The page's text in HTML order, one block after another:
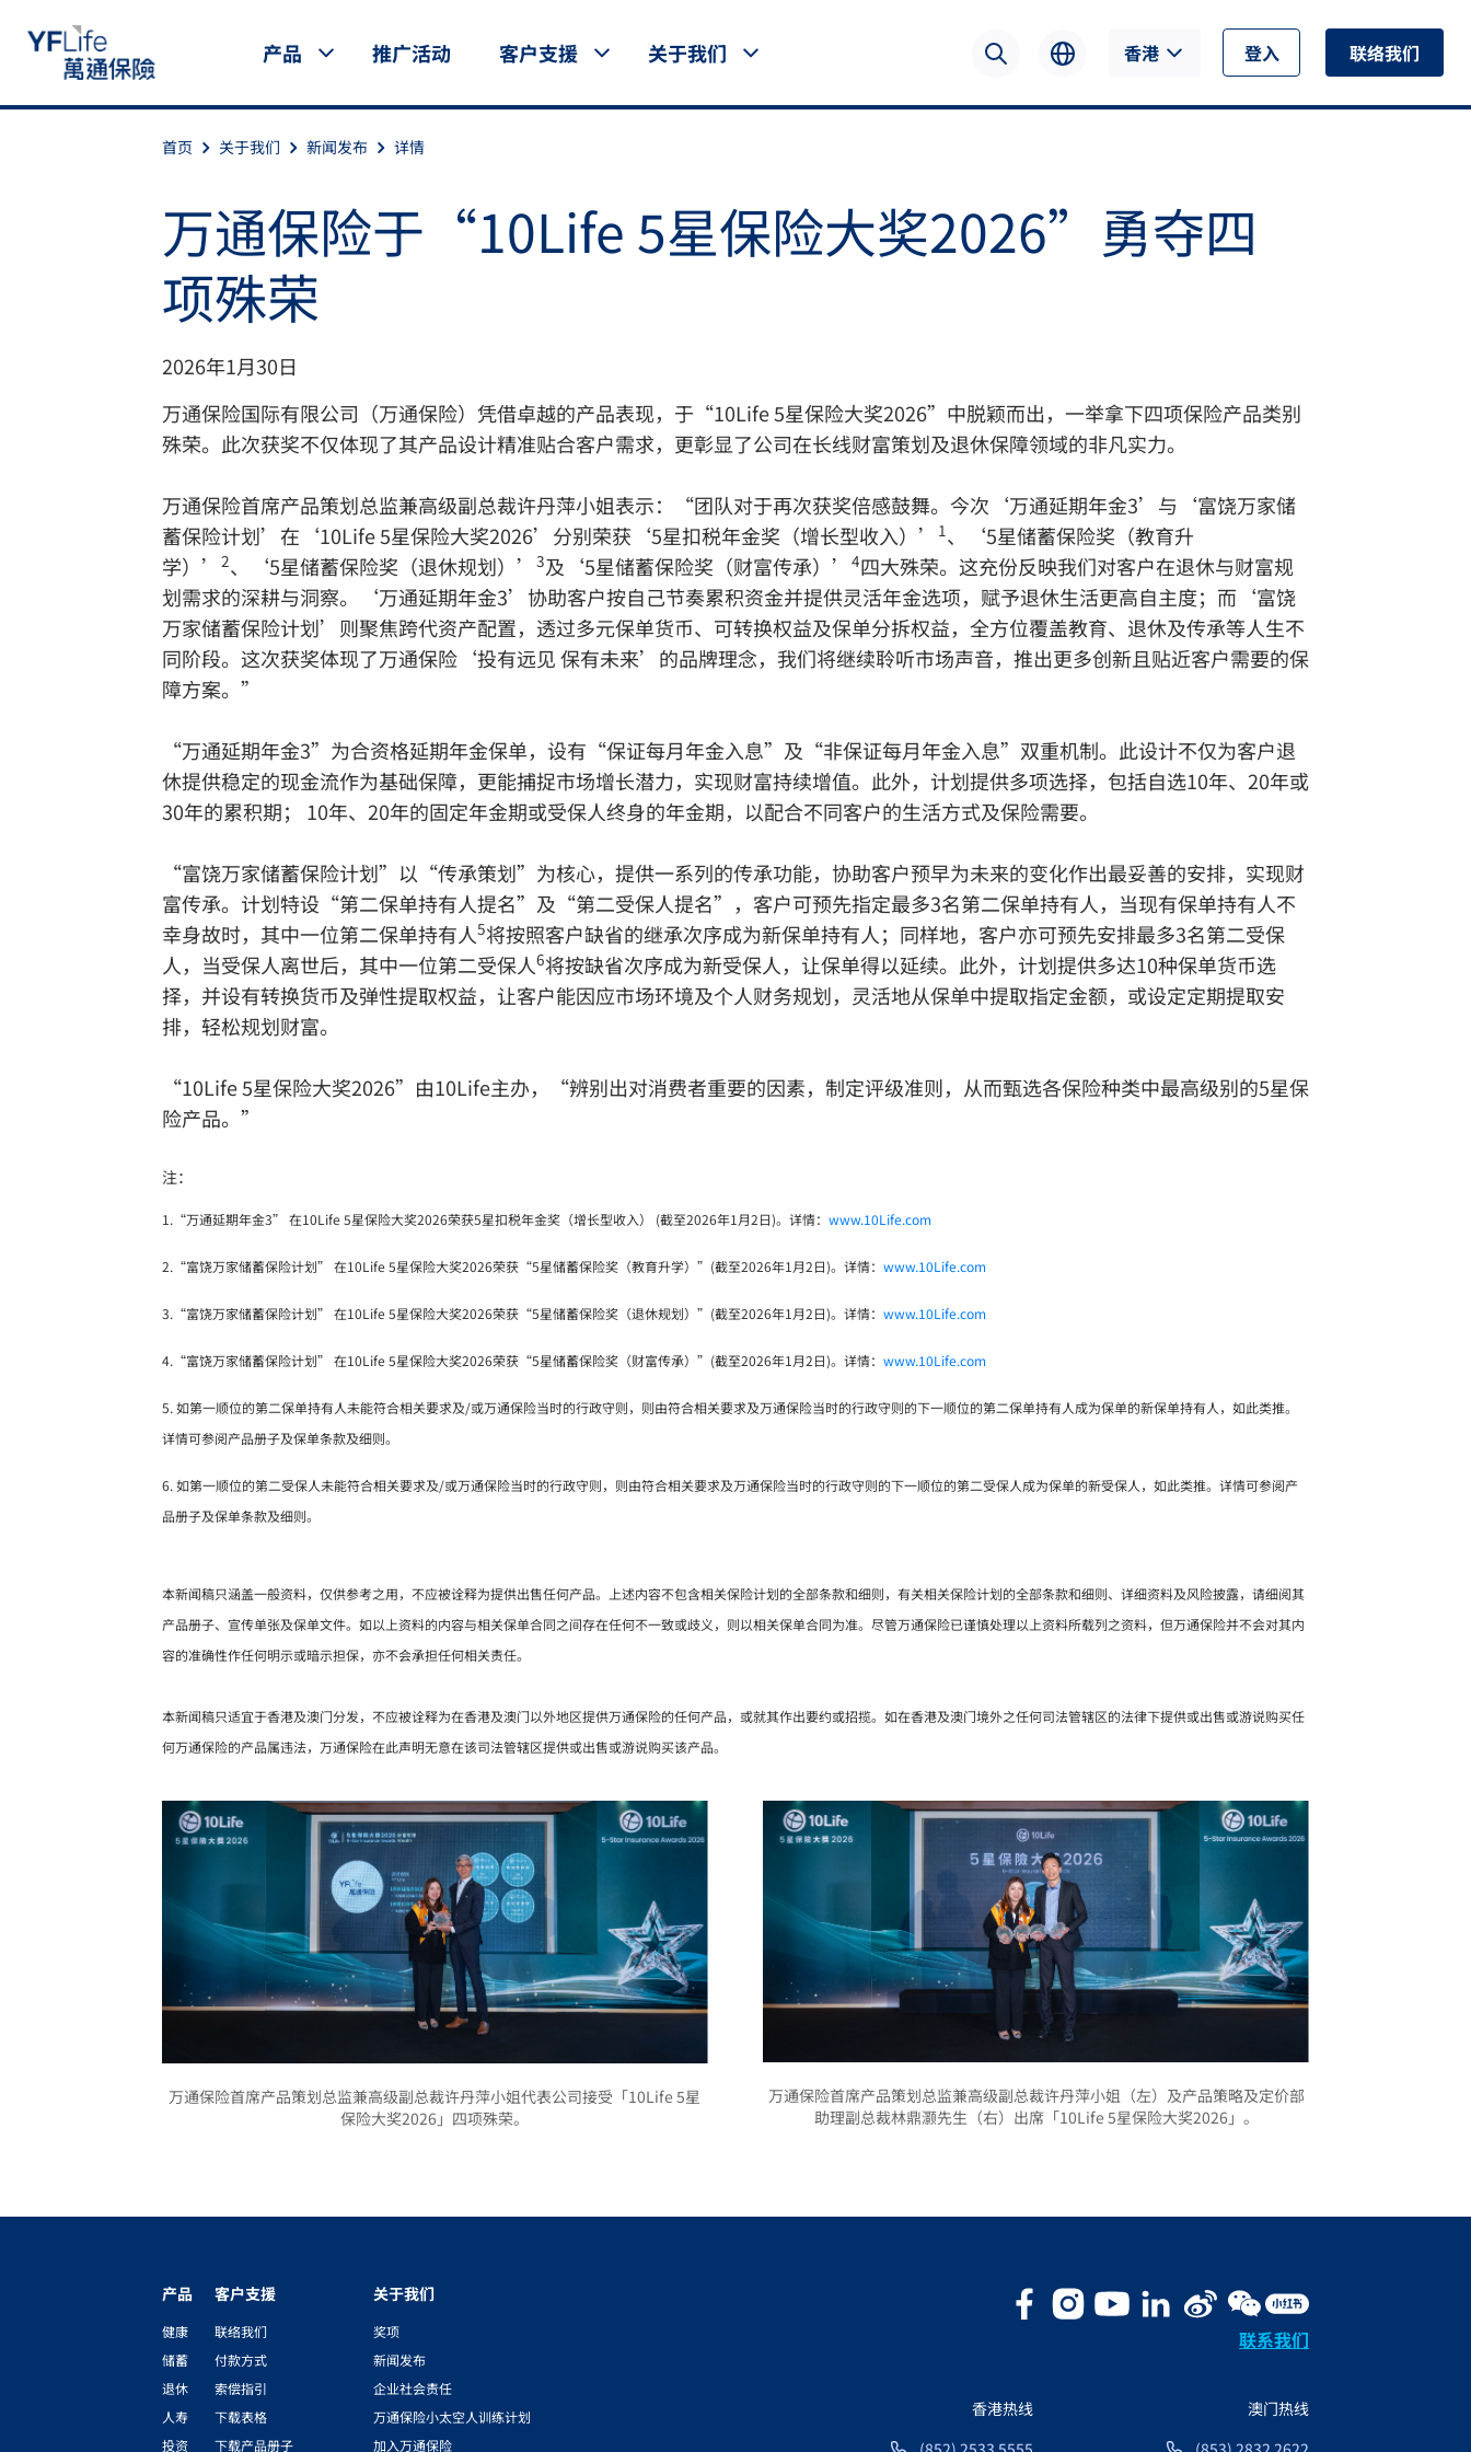
产品 推广活动 客户支援 关于我们 香港 登入 联络我们
首页 关于我们 新闻发布 详情
万通保险于“10Life 5星保险大奖2026”勇夺四
项殊荣
2026年1月30日
万通保险国际有限公司（万通保险）凭借卓越的产品表现，于“10Life 5星保险大奖2026”中脱颖而出，一举拿下四项保险产品类别
殊荣。此次获奖不仅体现了其产品设计精准贴合客户需求，更彰显了公司在长线财富策划及退休保障领域的非凡实力。
万通保险首席产品策划总监兼高级副总裁许丹萍小姐表示：“团队对于再次获奖倍感鼓舞。今次‘万通延期年金3’与‘富饶万家储
蓄保险计划’在‘10Life 5星保险大奖2026’分别荣获‘5星扣税年金奖（增长型收入）’
1、‘5星储蓄保险奖（教育升
学）’
2、‘5星储蓄保险奖（退休规划）’ 3及‘5星储蓄保险奖（财富传承）’ 4四大殊荣。这充份反映我们对客户在退休与财富规
划需求的深耕与洞察。‘万通延期年金3’协助客户按自己节奏累积资金并提供灵活年金选项，赋予退休生活更高自主度；而‘富饶
万家储蓄保险计划’则聚焦跨代资产配置，透过多元保单货币、可转换权益及保单分拆权益，全方位覆盖教育、退休及传承等人生不
同阶段。这次获奖体现了万通保险‘投有远见 保有未来’的品牌理念，我们将继续聆听市场声音，推出更多创新且贴近客户需要的保
障方案。”
“万通延期年金3”为合资格延期年金保单，设有“保证每月年金入息”及“非保证每月年金入息”双重机制。此设计不仅为客户退
休提供稳定的现金流作为基础保障，更能捕捉市场增长潜力，实现财富持续增值。此外，计划提供多项选择，包括自选10年、20年或
30年的累积期； 10年、20年的固定年金期或受保人终身的年金期，以配合不同客户的生活方式及保险需要。
“富饶万家储蓄保险计划”以“传承策划”为核心，提供一系列的传承功能，协助客户预早为未来的变化作出最妥善的安排，实现财
富传承。计划特设“第二保单持有人提名”及“第二受保人提名”，客户可预先指定最多3名第二保单持有人，当现有保单持有人不
幸身故时，其中一位第二保单持有人5将按照客户缺省的继承次序成为新保单持有人；同样地，客户亦可预先安排最多3名第二受保
人，当受保人离世后，其中一位第二受保人6将按缺省次序成为新受保人，让保单得以延续。此外，计划提供多达10种保单货币选
择，并设有转换货币及弹性提取权益，让客户能因应市场环境及个人财务规划，灵活地从保单中提取指定金额，或设定定期提取安
排，轻松规划财富。
“10Life 5星保险大奖2026”由10Life主办，“辨别出对消费者重要的因素，制定评级准则，从而甄选各保险种类中最高级别的5星保
险产品。”
注：
1.“万通延期年金3” 在10Life 5星保险大奖2026荣获5星扣税年金奖（增长型收入） (截至2026年1月2日)。详情： www.10Life.com
2.“富饶万家储蓄保险计划” 在10Life 5星保险大奖2026荣获“5星储蓄保险奖（教育升学）”(截至2026年1月2日)。详情： www.10Life.com
3.“富饶万家储蓄保险计划” 在10Life 5星保险大奖2026荣获“5星储蓄保险奖（退休规划）”(截至2026年1月2日)。详情： www.10Life.com
4.“富饶万家储蓄保险计划” 在10Life 5星保险大奖2026荣获“5星储蓄保险奖（财富传承）”(截至2026年1月2日)。详情： www.10Life.com
5. 如第一顺位的第二保单持有人未能符合相关要求及/或万通保险当时的行政守则，则由符合相关要求及万通保险当时的行政守则的下一顺位的第二保单持有人成为保单的新保单持有人，如此类推。
详情可参阅产品册子及保单条款及细则。
6. 如第一顺位的第二受保人未能符合相关要求及/或万通保险当时的行政守则，则由符合相关要求及万通保险当时的行政守则的下一顺位的第二受保人成为保单的新受保人，如此类推。详情可参阅产
品册子及保单条款及细则。
本新闻稿只涵盖一般资料，仅供参考之用，不应被诠释为提供出售任何产品。上述内容不包含相关保险计划的全部条款和细则，有关相关保险计划的全部条款和细则、详细资料及风险披露，请细阅其
产品册子、宣传单张及保单文件。如以上资料的内容与相关保单合同之间存在任何不一致或歧义，则以相关保单合同为准。尽管万通保险已谨慎处理以上资料所载列之资料，但万通保险并不会对其内
容的准确性作任何明示或暗示担保，亦不会承担任何相关责任。
本新闻稿只适宜于香港及澳门分发，不应被诠释为在香港及澳门以外地区提供万通保险的任何产品，或就其作出要约或招揽。如在香港及澳门境外之任何司法管辖区的法律下提供或出售或游说购买任
何万通保险的产品属违法，万通保险在此声明无意在该司法管辖区提供或出售或游说购买该产品。
万通保险首席产品策划总监兼高级副总裁许丹萍小姐代表公司接受「10Life 5星
保险大奖2026」四项殊荣。
万通保险首席产品策划总监兼高级副总裁许丹萍小姐（左）及产品策略及定价部
助理副总裁林鼎灏先生（右）出席「10Life 5星保险大奖2026」。
产品
健康
储蓄
退休
人寿
投资
客户支援
联络我们
付款方式
索偿指引
下载表格
下载产品册子
关于我们
奖项
新闻发布
企业社会责任
万通保险小太空人训练计划
加入万通保险
联系我们
香港热线
澳门热线